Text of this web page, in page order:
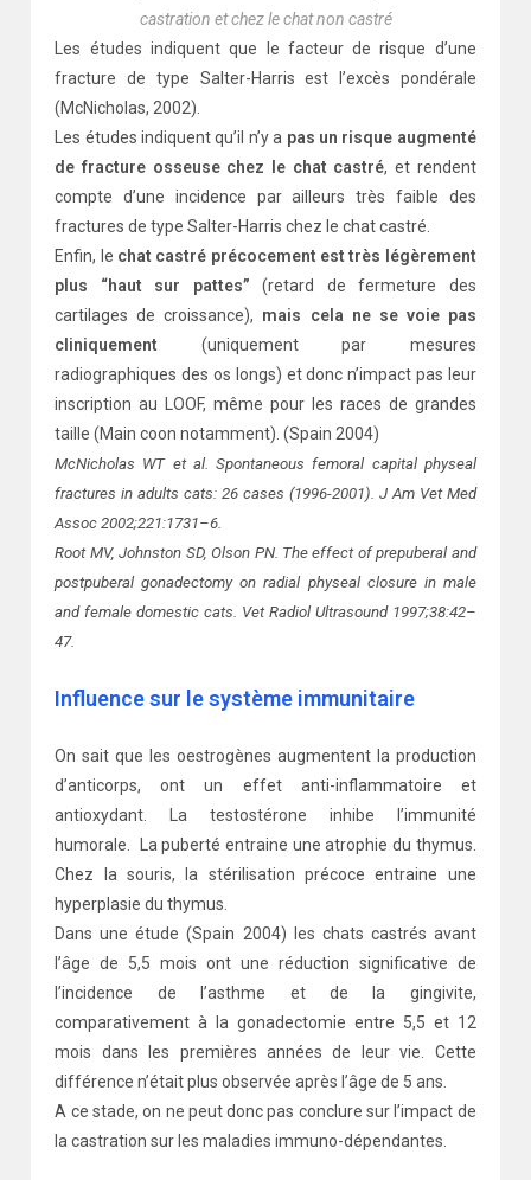
castration et chez le chat non castré
Les études indiquent que le facteur de risque d’une
fracture de type Salter-Harris est l’excès pondérale
(McNicholas, 2002).
Les études indiquent qu’il n’y a pas un risque augmenté
de fracture osseuse chez le chat castré, et rendent
compte d’une incidence par ailleurs très faible des
fractures de type Salter-Harris chez le chat castré.
Enfin, le chat castré précocement est très légèrement
plus “haut sur pattes” (retard de fermeture des
cartilages de croissance), mais cela ne se voie pas
cliniquement (uniquement par mesures
radiographiques des os longs) et donc n’impact pas leur
inscription au LOOF, même pour les races de grandes
taille (Main coon notamment). (Spain 2004)
McNicholas WT et al. Spontaneous femoral capital physeal
fractures in adults cats: 26 cases (1996-2001). J Am Vet Med
Assoc 2002;221:1731–6.
Root MV, Johnston SD, Olson PN. The effect of prepuberal and
postpuberal gonadectomy on radial physeal closure in male
and female domestic cats. Vet Radiol Ultrasound 1997;38:42–
47.
Influence sur le système immunitaire
On sait que les oestrogènes augmentent la production
d’anticorps, ont un effet anti-inflammatoire et
antioxydant. La testostérone inhibe l’immunité
humorale. La puberté entraine une atrophie du thymus.
Chez la souris, la stérilisation précoce entraine une
hyperplasie du thymus.
Dans une étude (Spain 2004) les chats castrés avant
l’âge de 5,5 mois ont une réduction significative de
l’incidence de l’asthme et de la gingivite,
comparativement à la gonadectomie entre 5,5 et 12
mois dans les premières années de leur vie. Cette
différence n’était plus observée après l’âge de 5 ans.
A ce stade, on ne peut donc pas conclure sur l’impact de
la castration sur les maladies immuno-dépendantes.